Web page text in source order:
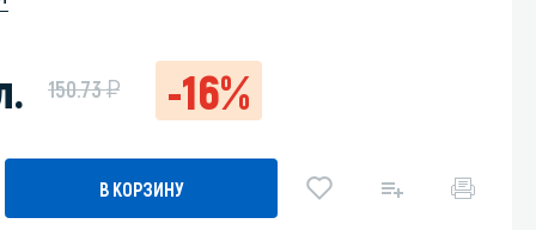
Промышленная уборка
150.73у -16%
В КОРЗИНУ